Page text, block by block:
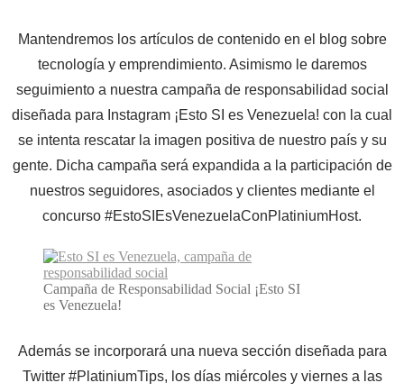
Mantendremos los artículos de contenido en el blog sobre
tecnología y emprendimiento. Asimismo le daremos
seguimiento a nuestra campaña de responsabilidad social
diseñada para Instagram ¡Esto SI es Venezuela! con la cual
se intenta rescatar la imagen positiva de nuestro país y su
gente. Dicha campaña será expandida a la participación de
nuestros seguidores, asociados y clientes mediante el
concurso #EstoSIEsVenezuelaConPlatiniumHost.
Campaña de Responsabilidad Social ¡Esto SI
es Venezuela!
Además se incorporará una nueva sección diseñada para
Twitter #PlatiniumTips, los días miércoles y viernes a las